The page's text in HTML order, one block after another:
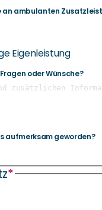
an ambulanten
Eigenleistung
oder Wünsche?
aufmerksam geworden?
*